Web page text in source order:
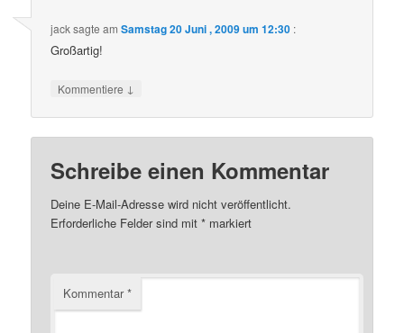
jacksagte amSamstag 20 Juni , 2009 um 12:30 :
Großartig!
Kommentiere ↓
Schreibe einen Kommentar
Deine E-Mail-Adresse wird nicht veröffentlicht.
Erforderliche Felder sind mit* markiert
Kommentar*